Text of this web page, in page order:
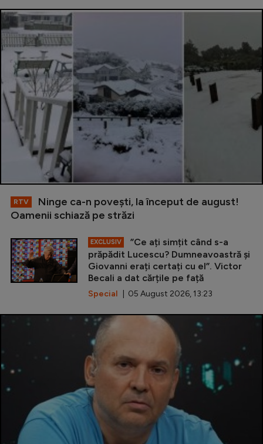
RTV
Ninge ca-n povești, la început de august!
Oamenii schiază pe străzi
EXCLUSIV
”Ce ați simțit când s-a
prăpădit Lucescu? Dumneavoastră și
Giovanni erați certați cu el”. Victor
Becali a dat cărțile pe față
Special | 05 August 2026, 13:23